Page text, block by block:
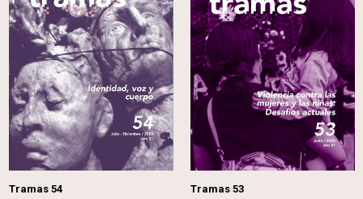
Tramas 54 Tramas 53